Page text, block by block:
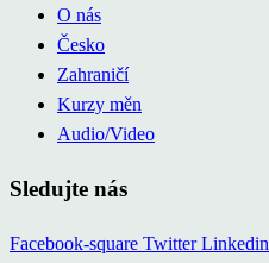
O nás
Česko
Zahraničí
Kurzy měn
Audio/Video
Sledujte nás
Facebook-square Twitter Linkedin